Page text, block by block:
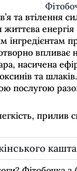
та втілення
інгредієнтам
впливає
насичена
та
послугою